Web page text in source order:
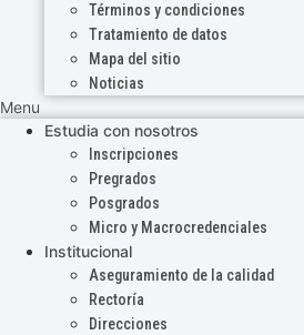
Términos y condiciones
Tratamiento de datos
Mapa del sitio
Noticias
Menu
Estudia con nosotros
Inscripciones
Pregrados
Posgrados
Micro y Macrocredenciales
Institucional
Aseguramiento de la calidad
Rectoría
Direcciones